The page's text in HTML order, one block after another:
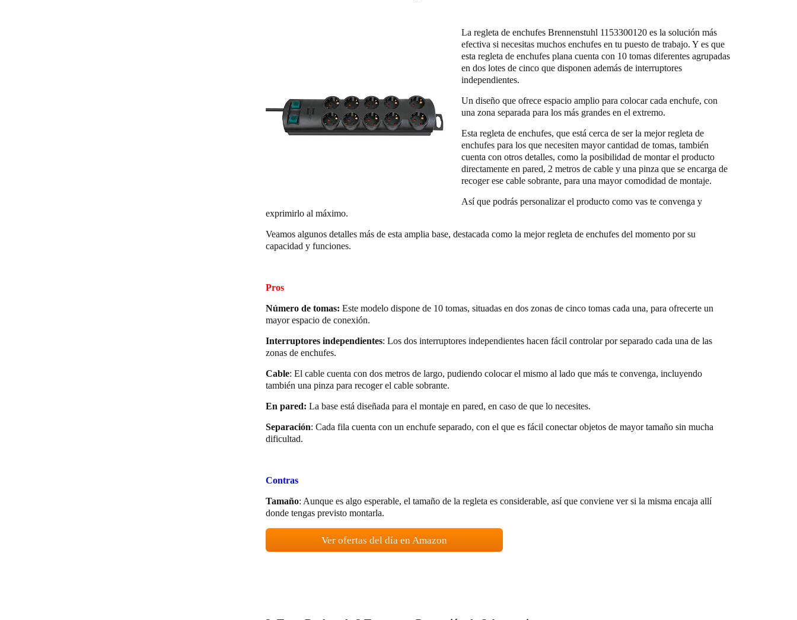
La regleta de enchufes Brennenstuhl 1153300120 es la solución más
efectiva si necesitas muchos enchufes en tu puesto de trabajo. Y es que
esta regleta de enchufes plana cuenta con 10 tomas diferentes agrupadas
en dos lotes de cinco que disponen además de interruptores
independientes.
Un diseño que ofrece espacio amplio para colocar cada enchufe, con
una zona separada para los más grandes en el extremo.
Esta regleta de enchufes, que está cerca de ser la mejor regleta de
enchufes para los que necesiten mayor cantidad de tomas, también
cuenta con otros detalles, como la posibilidad de montar el producto
directamente en pared, 2 metros de cable y una pinza que se encarga de
recoger ese cable sobrante, para una mayor comodidad de montaje.
Así que podrás personalizar el producto como vas te convenga y
exprimirlo al máximo.
Veamos algunos detalles más de esta amplia base, destacada como la mejor regleta de enchufes del momento por su
capacidad y funciones.
Pros
Número de tomas: Este modelo dispone de 10 tomas, situadas en dos zonas de cinco tomas cada una, para ofrecerte un
mayor espacio de conexión.
Interruptores independientes: Los dos interruptores independientes hacen fácil controlar por separado cada una de las
zonas de enchufes.
Cable: El cable cuenta con dos metros de largo, pudiendo colocar el mismo al lado que más te convenga, incluyendo
también una pinza para recoger el cable sobrante.
En pared: La base está diseñada para el montaje en pared, en caso de que lo necesites.
Separación: Cada fila cuenta con un enchufe separado, con el que es fácil conectar objetos de mayor tamaño sin mucha
dificultad.
Contras
Tamaño: Aunque es algo esperable, el tamaño de la regleta es considerable, así que conviene ver si la misma encaja allí
donde tengas previsto montarla.
Ver ofertas del día en Amazon